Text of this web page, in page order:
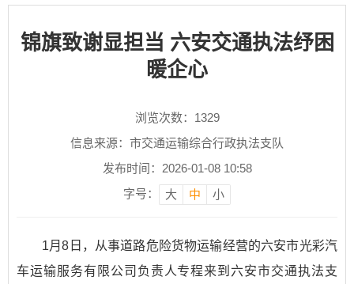
锦旗致谢显担当 六安交通执法纾困
暖企心
浏览次数： 1329
信息来源：市交通运输综合行政执法支队
发布时间：2026-01-08 10:58
字号：
大 中 小
1月8日，从事道路危险货物运输经营的六安市光彩汽
车运输服务有限公司负责人专程来到六安市交通执法支